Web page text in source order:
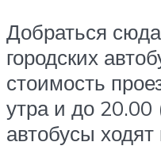
Добраться
городских
стоимость
утра и до
автобусы